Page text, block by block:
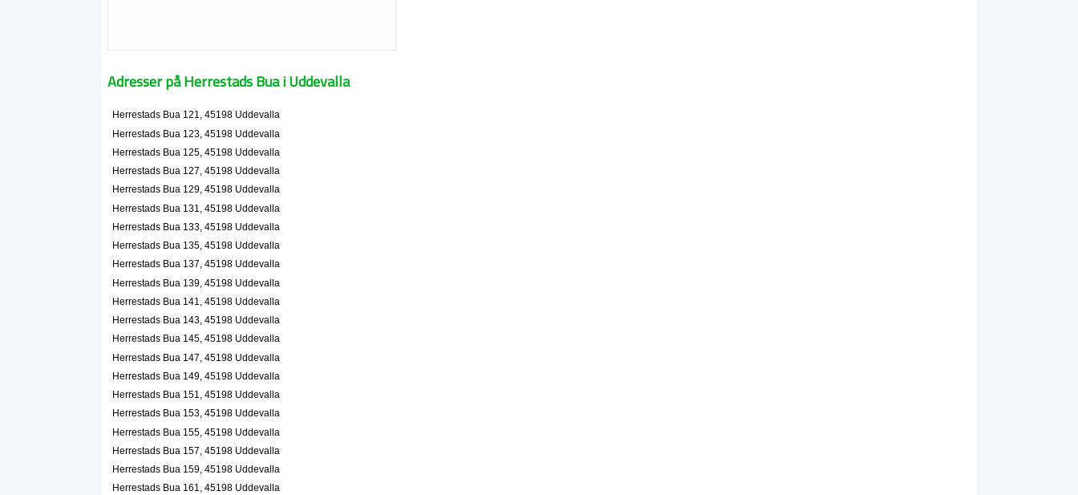
Adresser på Herrestads Bua i Uddevalla
Herrestads Bua 121, 45198 Uddevalla
Herrestads Bua 123, 45198 Uddevalla
Herrestads Bua 125, 45198 Uddevalla
Herrestads Bua 127, 45198 Uddevalla
Herrestads Bua 129, 45198 Uddevalla
Herrestads Bua 131, 45198 Uddevalla
Herrestads Bua 133, 45198 Uddevalla
Herrestads Bua 135, 45198 Uddevalla
Herrestads Bua 137, 45198 Uddevalla
Herrestads Bua 139, 45198 Uddevalla
Herrestads Bua 141, 45198 Uddevalla
Herrestads Bua 143, 45198 Uddevalla
Herrestads Bua 145, 45198 Uddevalla
Herrestads Bua 147, 45198 Uddevalla
Herrestads Bua 149, 45198 Uddevalla
Herrestads Bua 151, 45198 Uddevalla
Herrestads Bua 153, 45198 Uddevalla
Herrestads Bua 155, 45198 Uddevalla
Herrestads Bua 157, 45198 Uddevalla
Herrestads Bua 159, 45198 Uddevalla
Herrestads Bua 161, 45198 Uddevalla